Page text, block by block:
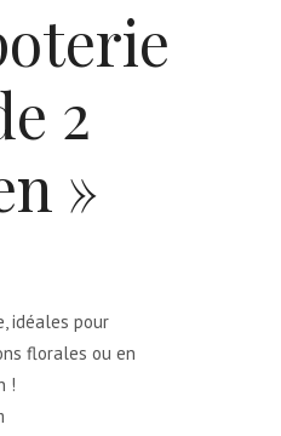
2
»
idéales pour
florales ou en
!